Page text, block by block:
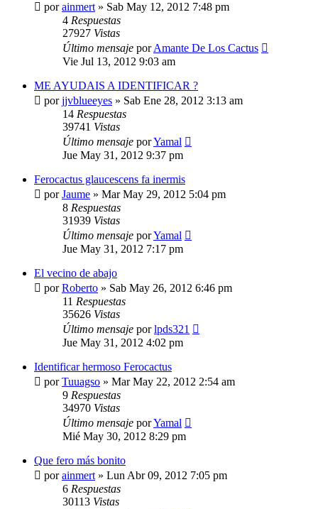
porainmert » Sab May 12, 2012 7:48 pm
4 Respuestas
27927 Vistas
Último mensaje porAmante De Los Cactus
Vie Jul 13, 2012 9:03 am
ME AYUDAIS A IDENTIFICAR ?
porjjvblueeyes » Sab Ene 28, 2012 3:13 am
14 Respuestas
39741 Vistas
Último mensaje porYamal
Jue May 31, 2012 9:37 pm
Ferocactus glaucescens fa inermis
porJaume » Mar May 29, 2012 5:04 pm
8 Respuestas
31939 Vistas
Último mensaje porYamal
Jue May 31, 2012 7:17 pm
El vecino de abajo
porRoberto » Sab May 26, 2012 6:46 pm
11 Respuestas
35626 Vistas
Último mensaje porlpds321
Jue May 31, 2012 4:02 pm
Identificar hermoso Ferocactus
porTuuagso » Mar May 22, 2012 2:54 am
9 Respuestas
34970 Vistas
Último mensaje porYamal
Mié May 30, 2012 8:29 pm
Que fero más bonito
porainmert » Lun Abr 09, 2012 7:05 pm
6 Respuestas
30113 Vistas